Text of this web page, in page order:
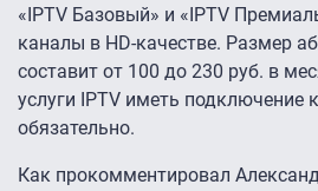
«IPTV Базовый» и «IPTV
каналы в HD-качестве. Размер
составит от 100 до 230 руб. в
услуги IPTV иметь подключение
обязательно.
Как прокомментировал